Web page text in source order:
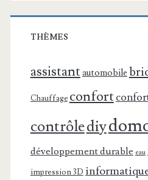
THÈMES
assistant automobile
Chauffage confort
contrôlediy
développement durable eau
impression 3D